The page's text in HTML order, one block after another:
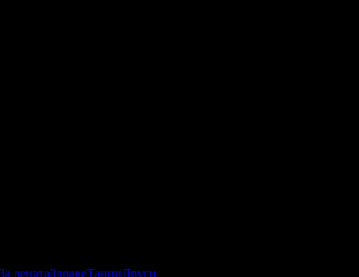
децатаЗдравеТанциДруги